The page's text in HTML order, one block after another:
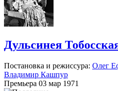
Дульсинея
Постановка и режиссура: Олег
Владимир Кашпур
Премьера 03 мар 1971